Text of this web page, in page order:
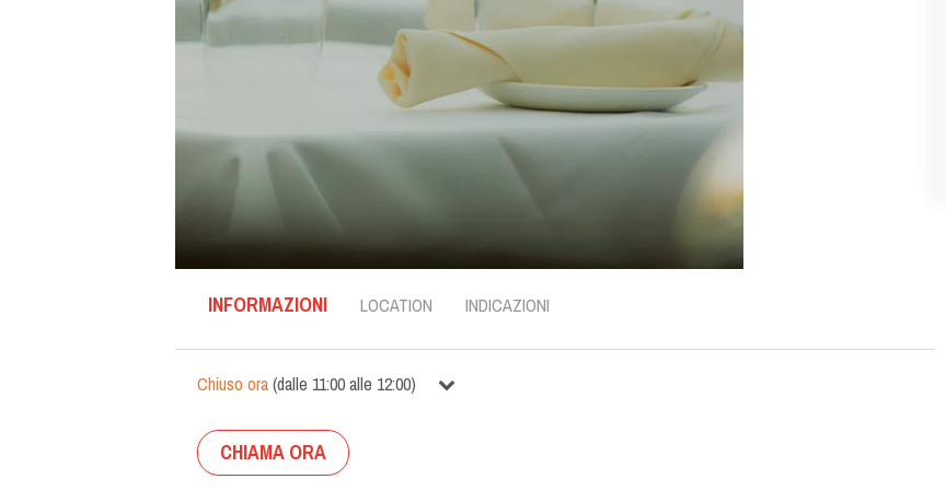
INFORMAZIONI LOCATION INDICAZIONI
Chiuso ora(dalle 11:00alle 12:00)
CHIAMA ORA